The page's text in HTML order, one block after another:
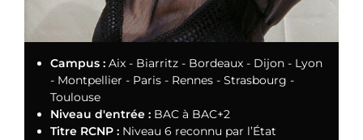
Campus : Aix - Biarritz - Bordeaux - Dijon - Lyon
- Montpellier - Paris - Rennes - Strasbourg -
Toulouse
Niveau d'entrée : BAC à BAC+2
Titre RCNP : Niveau 6 reconnu par l’État